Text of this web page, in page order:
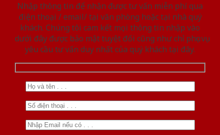
Nhập thông tin để nhận được tư vấn miễn phí qua
điện thoại / email/ tại văn phòng hoặc tại nhà quý
khách. Chúng tôi cam kết mọi thông tin nhập vào
dưới đây được bảo mật tuyệt đối cũng như chỉ phục vụ
yêu cầu tư vấn duy nhất của quý khách tại đây.